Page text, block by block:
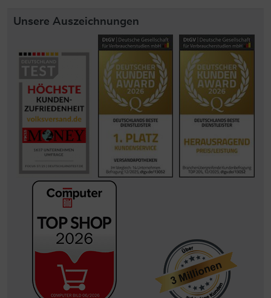
Unsere Auszeichnungen